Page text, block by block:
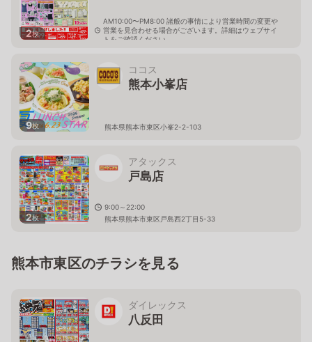
2枚
AM10:00〜PM8:00 諸般の事情により営業時間の変更や
営業を見合わせる場合がございます。詳細はウェブサイ
トをご確認ください。
9枚
ココス
熊本小峯店
熊本県熊本市東区小峯2-2-103
2枚
アタックス
戸島店
9:00～22:00
熊本県熊本市東区戸島西2丁目5-33
熊本市東区のチラシを見る
ダイレックス
八反田